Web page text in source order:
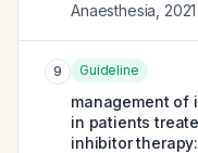
Anaesthesia 2021
9 Guideline
management of
in patients
inhibitor